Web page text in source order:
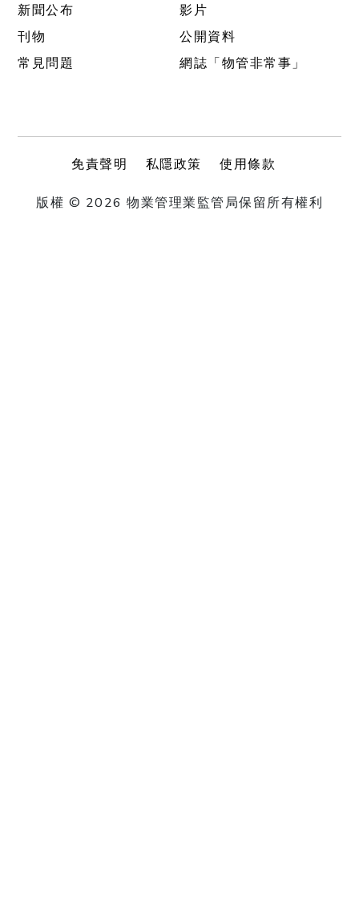
新聞公布
影片
刊物
公開資料
常見問題
網誌「物管非常事」
免責聲明 私隱政策 使用條款
版權 © 2026 物業管理業監管局保留所有權利